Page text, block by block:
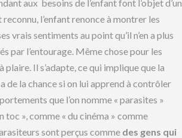
aux besoins de l’enfant font l’objet d’un
l’enfant renonce à montrer les
vrais sentiments au point qu’il n’en a plus
par l’entourage. Même chose pour les
Il s’adapte, ce qui implique que la
de la chance si on lui apprend à contrôler
que l’on nomme « parasites »
», comme « du cinéma » comme
sont perçus comme des gens qui